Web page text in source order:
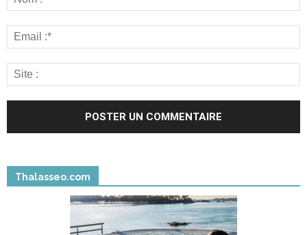
Thalasseo.com